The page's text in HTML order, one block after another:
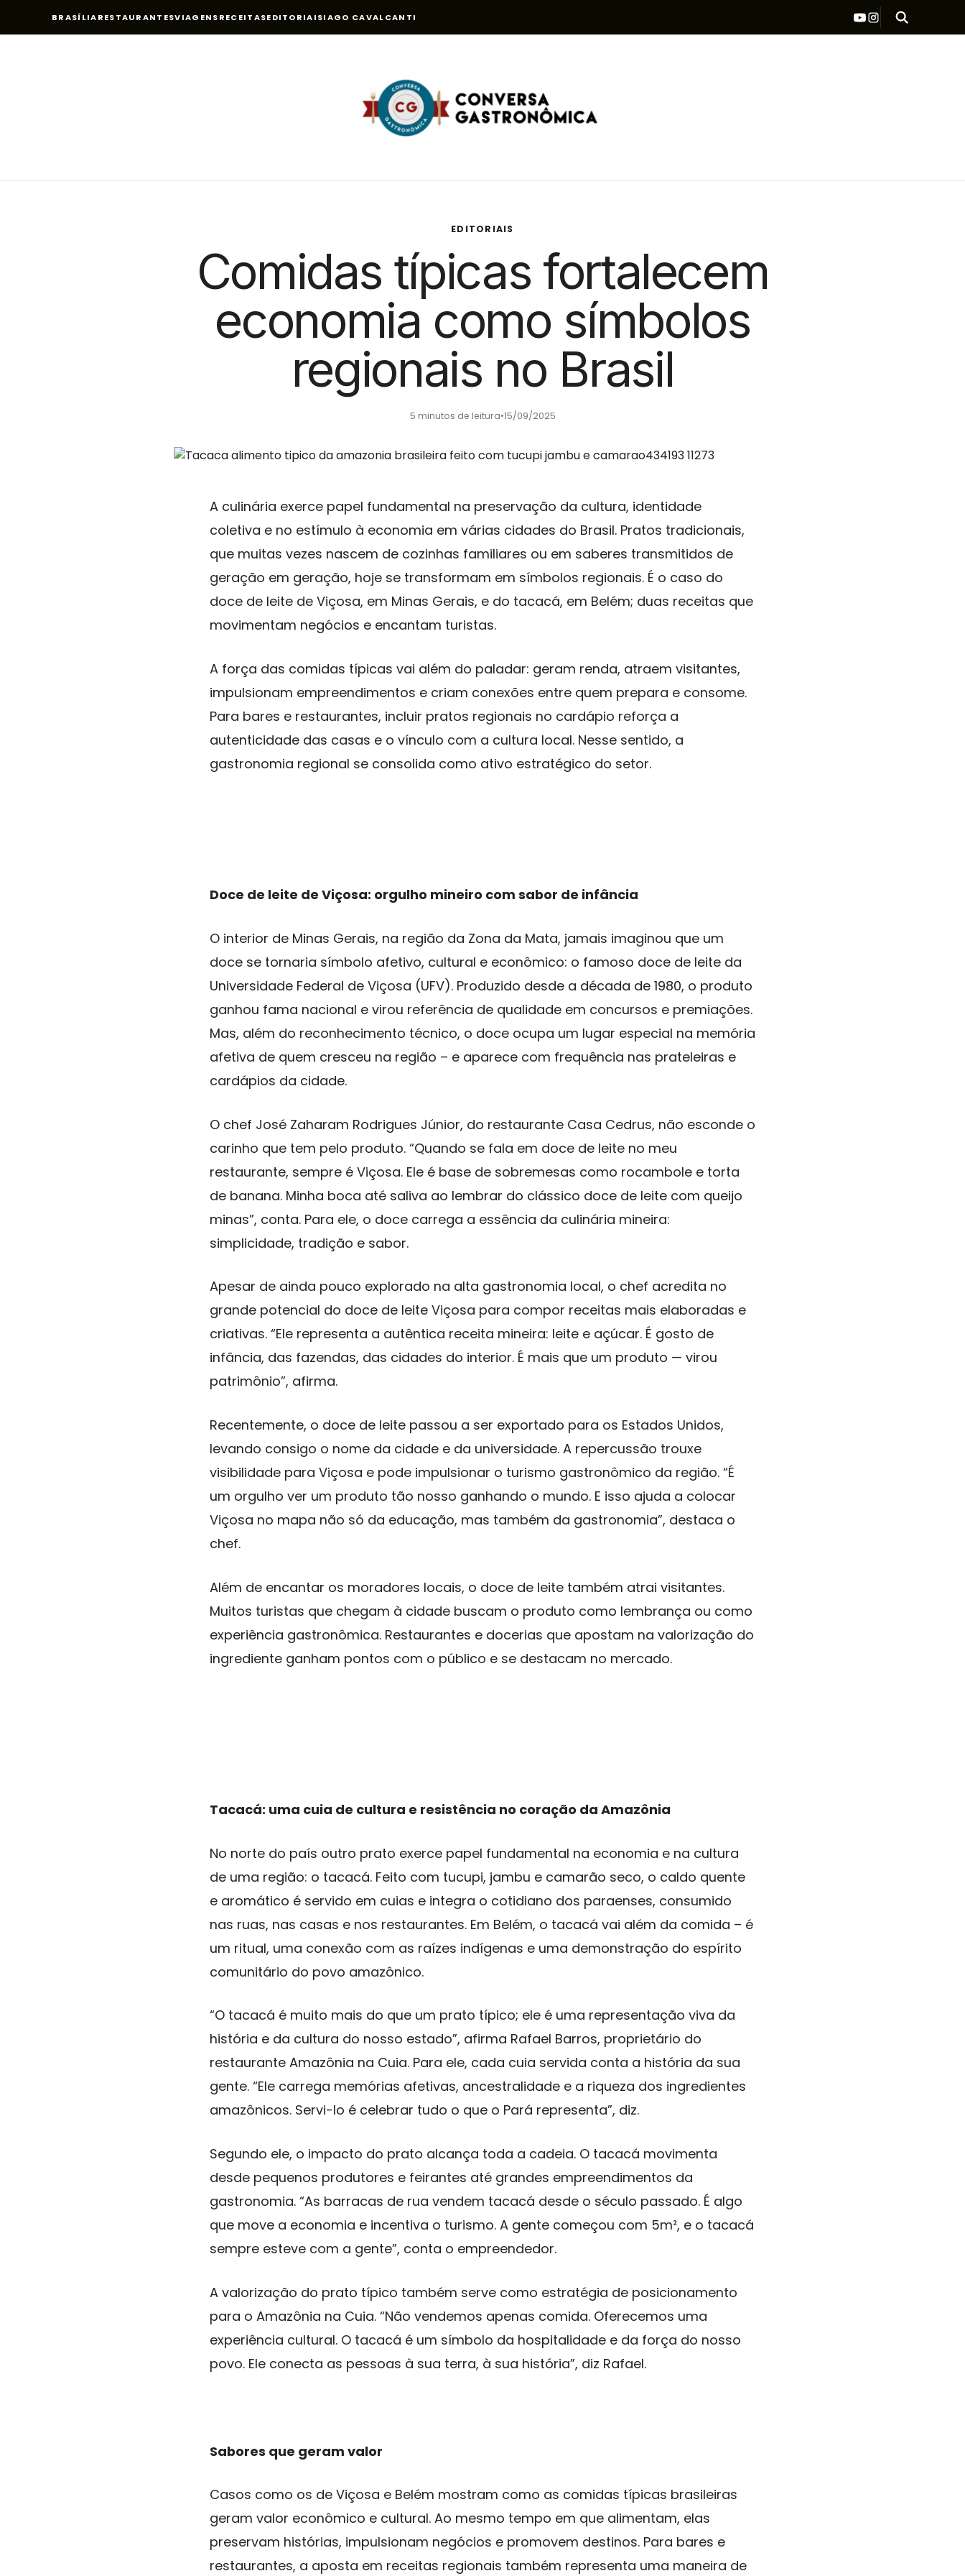
BRASÍLIARESTAURANTESVIAGENSRECEITASEDITORIAISIAGO CAVALCANTI
EDITORIAIS
Comidas típicas fortalecem
economia como símbolos
regionais no Brasil
5 minutos de leitura•15/09/2025
A culinária exerce papel fundamental na preservação da cultura, identidade
coletiva e no estímulo à economia em várias cidades do Brasil. Pratos tradicionais,
que muitas vezes nascem de cozinhas familiares ou em saberes transmitidos de
geração em geração, hoje se transformam em símbolos regionais. É o caso do
doce de leite de Viçosa, em Minas Gerais, e do tacacá, em Belém; duas receitas que
movimentam negócios e encantam turistas.
A força das comidas típicas vai além do paladar: geram renda, atraem visitantes,
impulsionam empreendimentos e criam conexões entre quem prepara e consome.
Para bares e restaurantes, incluir pratos regionais no cardápio reforça a
autenticidade das casas e o vínculo com a cultura local. Nesse sentido, a
gastronomia regional se consolida como ativo estratégico do setor.
Doce de leite de Viçosa: orgulho mineiro com sabor de infância
O interior de Minas Gerais, na região da Zona da Mata, jamais imaginou que um
doce se tornaria símbolo afetivo, cultural e econômico: o famoso doce de leite da
Universidade Federal de Viçosa (UFV). Produzido desde a década de 1980, o produto
ganhou fama nacional e virou referência de qualidade em concursos e premiações.
Mas, além do reconhecimento técnico, o doce ocupa um lugar especial na memória
afetiva de quem cresceu na região – e aparece com frequência nas prateleiras e
cardápios da cidade.
O chef José Zaharam Rodrigues Júnior, do restaurante Casa Cedrus, não esconde o
carinho que tem pelo produto. “Quando se fala em doce de leite no meu
restaurante, sempre é Viçosa. Ele é base de sobremesas como rocambole e torta
de banana. Minha boca até saliva ao lembrar do clássico doce de leite com queijo
minas”, conta. Para ele, o doce carrega a essência da culinária mineira:
simplicidade, tradição e sabor.
Apesar de ainda pouco explorado na alta gastronomia local, o chef acredita no
grande potencial do doce de leite Viçosa para compor receitas mais elaboradas e
criativas. “Ele representa a autêntica receita mineira: leite e açúcar. É gosto de
infância, das fazendas, das cidades do interior. É mais que um produto — virou
patrimônio”, afirma.
Recentemente, o doce de leite passou a ser exportado para os Estados Unidos,
levando consigo o nome da cidade e da universidade. A repercussão trouxe
visibilidade para Viçosa e pode impulsionar o turismo gastronômico da região. “É
um orgulho ver um produto tão nosso ganhando o mundo. E isso ajuda a colocar
Viçosa no mapa não só da educação, mas também da gastronomia”, destaca o
chef.
Além de encantar os moradores locais, o doce de leite também atrai visitantes.
Muitos turistas que chegam à cidade buscam o produto como lembrança ou como
experiência gastronômica. Restaurantes e docerias que apostam na valorização do
ingrediente ganham pontos com o público e se destacam no mercado.
Tacacá: uma cuia de cultura e resistência no coração da Amazônia
No norte do país outro prato exerce papel fundamental na economia e na cultura
de uma região: o tacacá. Feito com tucupi, jambu e camarão seco, o caldo quente
e aromático é servido em cuias e integra o cotidiano dos paraenses, consumido
nas ruas, nas casas e nos restaurantes. Em Belém, o tacacá vai além da comida – é
um ritual, uma conexão com as raízes indígenas e uma demonstração do espírito
comunitário do povo amazônico.
“O tacacá é muito mais do que um prato típico; ele é uma representação viva da
história e da cultura do nosso estado”, afirma Rafael Barros, proprietário do
restaurante Amazônia na Cuia. Para ele, cada cuia servida conta a história da sua
gente. “Ele carrega memórias afetivas, ancestralidade e a riqueza dos ingredientes
amazônicos. Servi-lo é celebrar tudo o que o Pará representa”, diz.
Segundo ele, o impacto do prato alcança toda a cadeia. O tacacá movimenta
desde pequenos produtores e feirantes até grandes empreendimentos da
gastronomia. “As barracas de rua vendem tacacá desde o século passado. É algo
que move a economia e incentiva o turismo. A gente começou com 5m², e o tacacá
sempre esteve com a gente”, conta o empreendedor.
A valorização do prato típico também serve como estratégia de posicionamento
para o Amazônia na Cuia. “Não vendemos apenas comida. Oferecemos uma
experiência cultural. O tacacá é um símbolo da hospitalidade e da força do nosso
povo. Ele conecta as pessoas à sua terra, à sua história”, diz Rafael.
Sabores que geram valor
Casos como os de Viçosa e Belém mostram como as comidas típicas brasileiras
geram valor econômico e cultural. Ao mesmo tempo em que alimentam, elas
preservam histórias, impulsionam negócios e promovem destinos. Para bares e
restaurantes, a aposta em receitas regionais também representa uma maneira de